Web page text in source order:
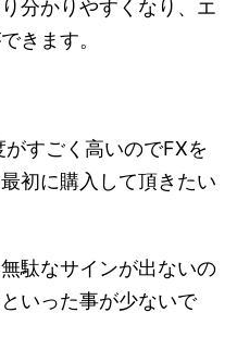
分かりやすくなり、エ
きます。
すごく高いのでFXを
初に購入して頂きたい
駄なサインが出ないの
いった事が少ないで